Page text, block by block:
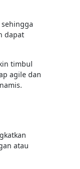
dapat
timbul
agile dan
atau